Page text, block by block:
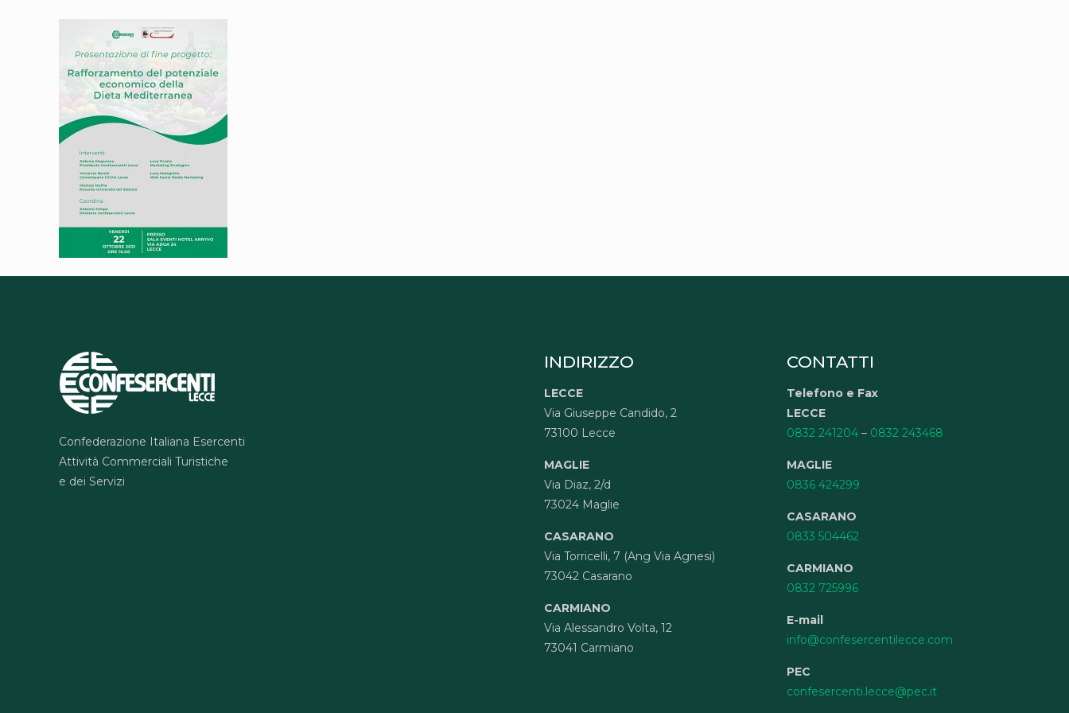
Confederazione Italiana Esercenti
Attività Commerciali Turistiche
e dei Servizi
INDIRIZZO
LECCE
Via Giuseppe Candido, 2
73100 Lecce
MAGLIE
Via Diaz, 2/d
73024 Maglie
CASARANO
Via Torricelli, 7 (Ang Via Agnesi)
73042 Casarano
CARMIANO
Via Alessandro Volta, 12
73041 Carmiano
CONTATTI
Telefono e Fax
LECCE
0832 241204 – 0832 243468
MAGLIE
0836 424299
CASARANO
0833 504462
CARMIANO
0832 725996
E-mail
info@confesercentilecce.com
PEC
confesercenti.lecce@pec.it